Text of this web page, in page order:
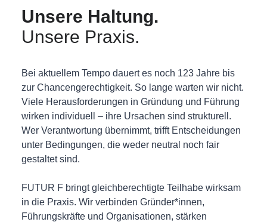
Unsere Haltung.
Unsere Praxis.
Bei aktuellem Tempo dauert es noch 123 Jahre bis
zur Chancengerechtigkeit. So lange warten wir nicht.
Viele Herausforderungen in Gründung und Führung
wirken individuell – ihre Ursachen sind strukturell.
Wer Verantwortung übernimmt, trifft Entscheidungen
unter Bedingungen, die weder neutral noch fair
gestaltet sind.
FUTUR F bringt gleichberechtigte Teilhabe wirksam
in die Praxis. Wir verbinden Gründer*innen,
Führungskräfte und Organisationen, stärken